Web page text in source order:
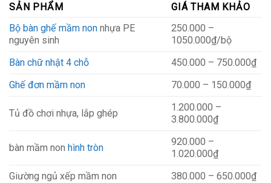
SẢN PHẨM
GIÁ THAM KHẢO
Bộ bàn ghế mầm non nhựa PE
nguyên sinh
250.000 –
1050.000₫/bộ
Bàn chữ nhật 4 chỗ
450.000 – 750.000₫
Ghế đơn mầm non
70.000 – 150.000₫
Tủ đồ chơi nhựa, lắp ghép
1.200.000 –
3.800.000₫
bàn mầm non hình tròn
920.000 –
1.020.000₫
Giường ngủ xếp mầm non
380.000 – 650.000₫